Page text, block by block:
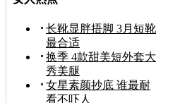
长靴显胖捂脚 3月短靴
最合适
换季 4款甜美短外套大
秀美腿
女星素颜抄底 谁最耐
看不吓人